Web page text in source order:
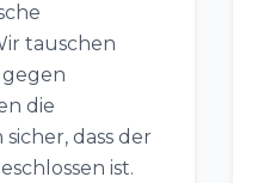
tauschen
die
dass der
ist.